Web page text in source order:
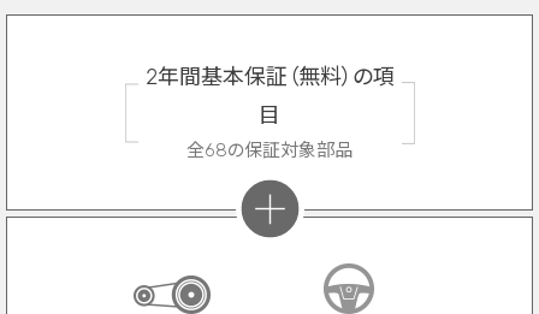
2年間基本保証（無料）の項
目
全68の保証対象部品